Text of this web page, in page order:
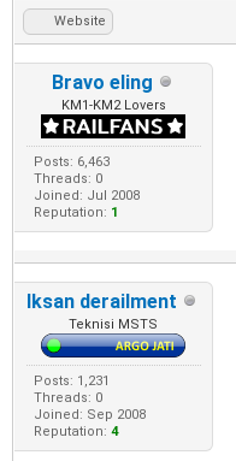
Website
Bravo eling
KM1-KM2 Lovers
Posts: 6,463
Threads: 0
Joined: Jul 2008
Reputation: 1
Iksan derailment
Teknisi MSTS
Posts: 1,231
Threads: 0
Joined: Sep 2008
Reputation: 4